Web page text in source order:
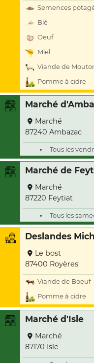
Semences
Blé
Oeuf
Miel
Viande de
Pomme à cidre
Marché
Marché
87240 Ambazac
Tous les
Marché de
Marché
87220 Feytiat
Tous les
Deslandes
Le bost
87400 Royères
Viande de Boeuf
Pomme à cidre
Marché d'Isle
Marché
87170 Isle